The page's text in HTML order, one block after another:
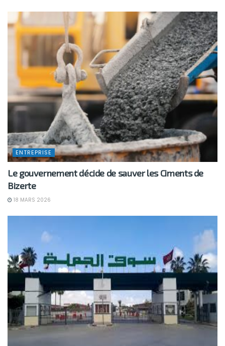
ENTREPRISE
Le gouvernement décide de sauver les Ciments de
Bizerte
18 MARS 2026